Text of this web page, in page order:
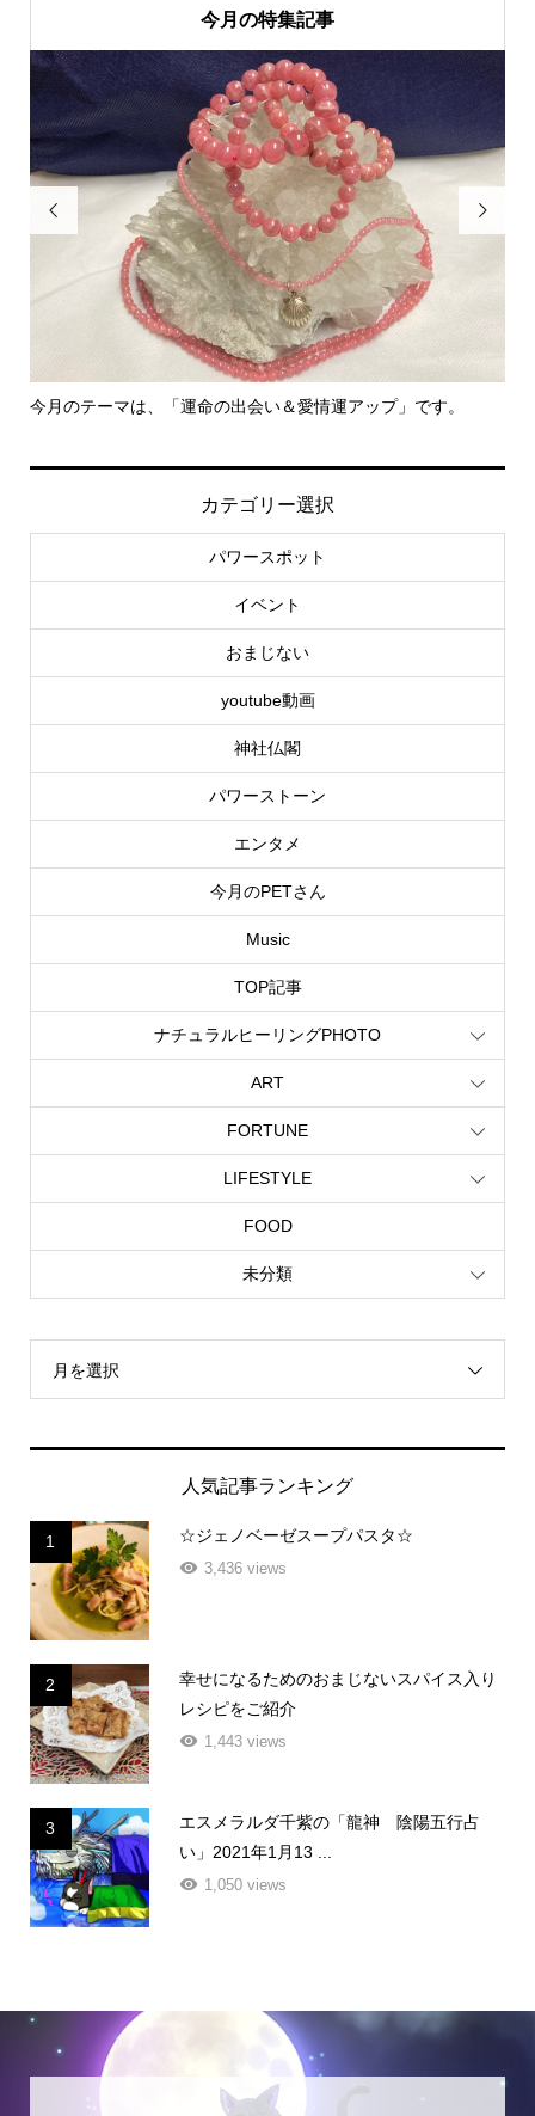
今月の特集記事

今月のテーマは、「運命の出会い＆愛情運アップ」です。

カテゴリー選択
パワースポット
イベント
おまじない
youtube動画
神社仏閣
パワーストーン
エンタメ
今月のPETさん
Music
TOP記事
ナチュラルヒーリングPHOTO
ART
FORTUNE
LIFESTYLE
FOOD
未分類
月を選択
人気記事ランキング
1 ☆ジェノベーゼスープパスタ☆
3,436 views
2
幸せになるためのおまじないスパイス入り
レシピをご紹介
1,443 views
3
エスメラルダ千紫の「龍神 陰陽五行占
い」2021年1月13 ...
1,050 views